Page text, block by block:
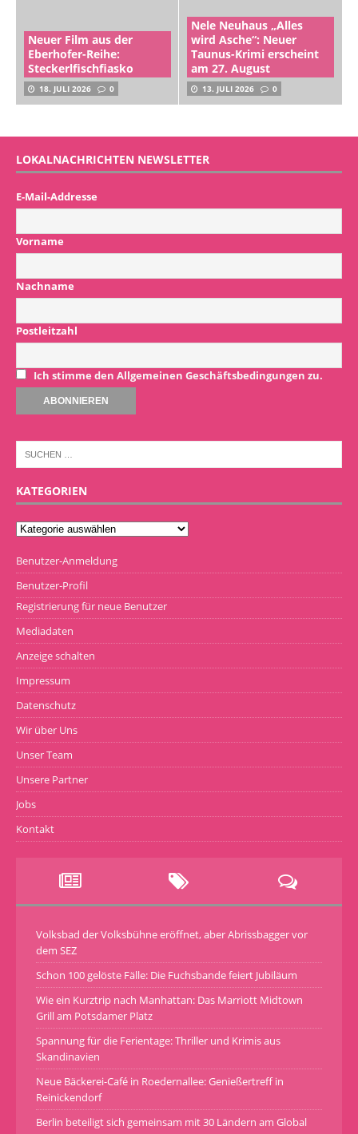
Neuer Film aus der
Eberhofer-Reihe:
Steckerlfischfiasko
18. JULI 2026 0
Nele Neuhaus „Alles
wird Asche“: Neuer
Taunus-Krimi erscheint
am 27. August
13. JULI 2026 0
LOKALNACHRICHTEN NEWSLETTER
E-Mail-Addresse
Vorname
Nachname
Postleitzahl
Ich stimme den Allgemeinen Geschäftsbedingungen zu.
KATEGORIEN
Benutzer-Anmeldung
Benutzer-Profil
Registrierung für neue Benutzer
Mediadaten
Anzeige schalten
Impressum
Datenschutz
Wir über Uns
Unser Team
Unsere Partner
Jobs
Kontakt
Volksbad der Volksbühne eröffnet, aber Abrissbagger vor
dem SEZ
Schon 100 gelöste Fälle: Die Fuchsbande feiert Jubiläum
Wie ein Kurztrip nach Manhattan: Das Marriott Midtown
Grill am Potsdamer Platz
Spannung für die Ferientage: Thriller und Krimis aus
Skandinavien
Neue Bäckerei-Café in Roedernallee: Genießertreff in
Reinickendorf
Berlin beteiligt sich gemeinsam mit 30 Ländern am Global